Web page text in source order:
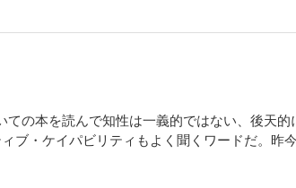
ての本を読んで知性は一義的ではない、後天
ブ・ケイパビリティもよく聞くワードだ。昨